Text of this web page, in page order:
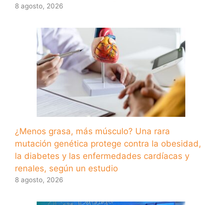
8 agosto, 2026
¿Menos grasa, más músculo? Una rara
mutación genética protege contra la obesidad,
la diabetes y las enfermedades cardíacas y
renales, según un estudio
8 agosto, 2026